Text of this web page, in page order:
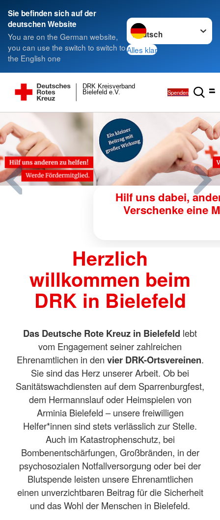
Sie befinden sich auf der
deutschen Website
You are on the German website,
you can use the switch to switch to
the English one
Sprache wechseln zu
Alles klar
Bielefeld e.V.
DRK Kreisverband
Spenden
Hilf uns dabei, anderen zu helfen -
Verschenke eine Mitgliedschaft
Herzlich
willkommen beim
DRK in Bielefeld
Das Deutsche Rote Kreuz in Bielefeld lebt
vom Engagement seiner zahlreichen
Ehrenamtlichen in den vier DRK-Ortsvereinen.
Sie sind das Herz unserer Arbeit. Ob bei
Sanitätswachdiensten auf dem Sparrenburgfest,
dem Hermannslauf oder Heimspielen von
Arminia Bielefeld – unsere freiwilligen
Helfer*innen sind stets verlässlich zur Stelle.
Auch im Katastrophenschutz, bei
Bombenentschärfungen, Großbränden, in der
psychosozialen Notfallversorgung oder bei der
Blutspende leisten unsere Ehrenamtlichen
einen unverzichtbaren Beitrag für die Sicherheit
und das Wohl der Menschen in Bielefeld.